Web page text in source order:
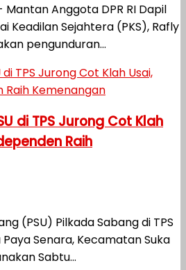
Anggota DPR RI Dapil
Keadilan Sejahtera (PKS), Rafly
pengunduran...
di TPS Jurong Cot Klah
Raih
(PSU) Pilkada Sabang di TPS
Senara, Kecamatan Suka
Sabtu...